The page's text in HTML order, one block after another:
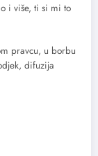
i više, ti si mi to
pravcu, u borbu
difuzija